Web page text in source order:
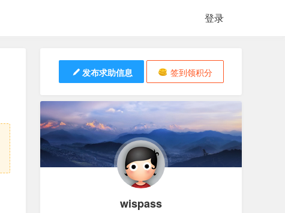
登录
发布求助信息 签到领积分
wispass